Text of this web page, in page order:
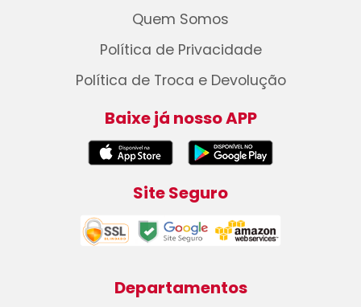
Quem Somos
Política de Privacidade
Política de Troca e Devolução
Baixe já nosso APP
Site Seguro
Departamentos